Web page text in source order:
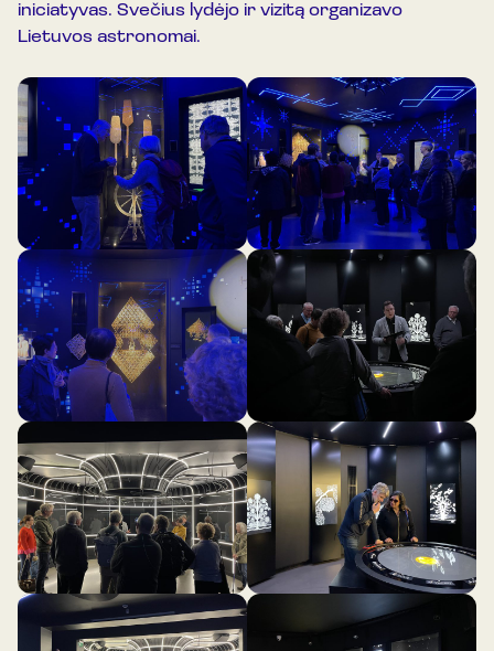
iniciatyvas. Svečius lydėjo ir vizitą organizavo
Lietuvos astronomai.